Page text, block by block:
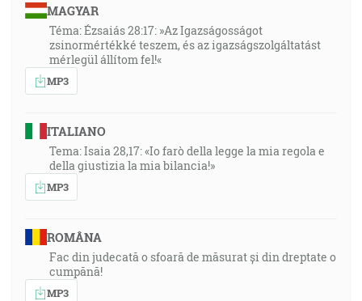
MAGYAR
Téma: Ézsaiás 28:17: »Az Igazságosságot
zsinormértékké teszem, és az igazságszolgáltatást
mérlegül állítom fel!«
MP3
ITALIANO
Tema: Isaia 28,17: «Io farò della legge la mia regola e
della giustizia la mia bilancia!»
MP3
ROMÂNA
Fac din judecată o sfoară de măsurat și din dreptate o
cumpănă!
MP3